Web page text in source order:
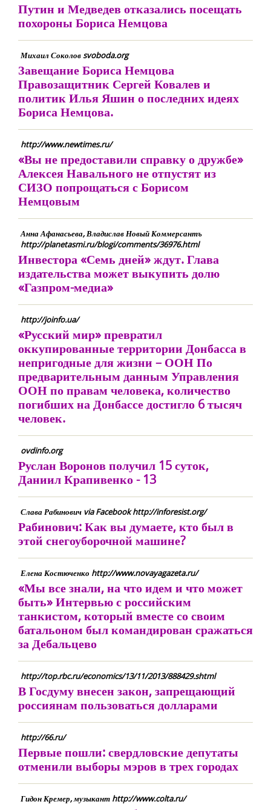
Путин и Медведев отказались посещать
похороны Бориса Немцова
Михаил Соколов svoboda.org
Завещание Бориса Немцова
Правозащитник Сергей Ковалев и
политик Илья Яшин о последних идеях
Бориса Немцова.
http://www.newtimes.ru/
«Вы не предоставили справку о дружбе»
Алексея Навального не отпустят из
СИЗО попрощаться с Борисом
Немцовым
Анна Афанасьева, Владислав Новый Коммерсантъ
http://planetasmi.ru/blogi/comments/36976.html
Инвестора «Семь дней» ждут. Глава
издательства может выкупить долю
«Газпром-медиа»
http://joinfo.ua/
«Русский мир» превратил
оккупированные территории Донбасса в
непригодные для жизни – ООН По
предварительным данным Управления
ООН по правам человека, количество
погибших на Донбассе достигло 6 тысяч
человек.
ovdinfo.org
Руслан Воронов получил 15 суток,
Даниил Крапивенко - 13
Слава Рабинович via Facebook http://inforesist.org/
Рабинович: Как вы думаете, кто был в
этой снегоуборочной машине?
Елена Костюченко http://www.novayagazeta.ru/
«Мы все знали, на что идем и что может
быть» Интервью с российским
танкистом, который вместе со своим
батальоном был командирован сражаться
за Дебальцево
http://top.rbc.ru/economics/13/11/2013/888429.shtml
В Госдуму внесен закон, запрещающий
россиянам пользоваться долларами
http://66.ru/
Первые пошли: свердловские депутаты
отменили выборы мэров в трех городах
Гидон Кремер, музыкант http://www.colta.ru/